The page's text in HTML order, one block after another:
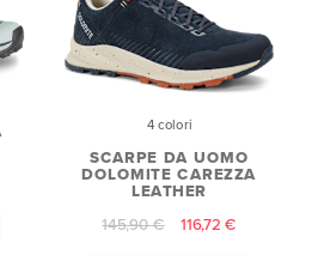
4 colori
SCARPE DA UOMO
DOLOMITE CAREZZA
LEATHER
145,90 €
116,72 €